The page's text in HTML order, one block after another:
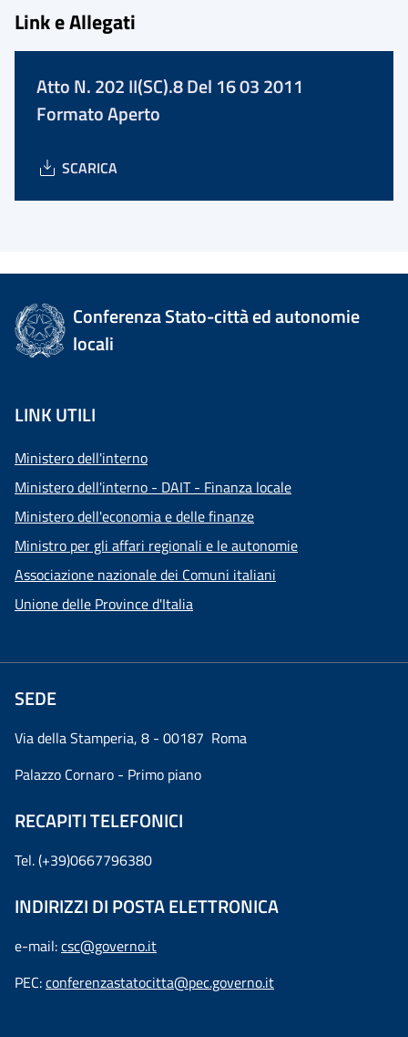
Link e Allegati
Atto N. 202 II(SC).8 Del 16 03 2011
Formato Aperto
SCARICA
Conferenza Stato-città ed autonomie
locali
LINK UTILI
Ministero dell'interno
Ministero dell'interno - DAIT - Finanza locale
Ministero dell'economia e delle finanze
Ministro per gli affari regionali e le autonomie
Associazione nazionale dei Comuni italiani
Unione delle Province d'Italia
SEDE
Via della Stamperia, 8 - 00187 Roma
Palazzo Cornaro - Primo piano
RECAPITI TELEFONICI
Tel. (+39)0667796380
INDIRIZZI DI POSTA ELETTRONICA
e-mail:csc@governo.it
PEC:conferenzastatocitta@pec.governo.it